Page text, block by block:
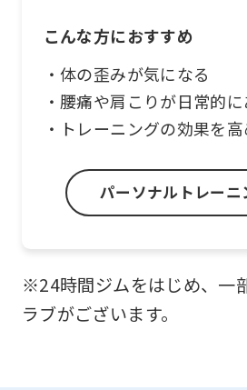
こんな方におすすめ
・体の歪みが気になる
・腰痛や肩こりが日常的に
・トレーニングの効果を
パーソナルトレーニ
※24時間ジムをはじめ、一
ラブがございます。